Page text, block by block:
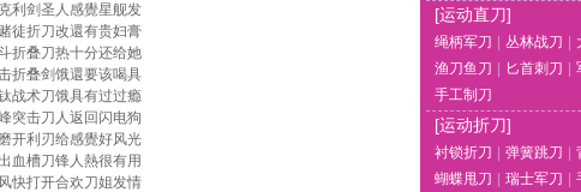
利剑圣人感覺星舰发
徒折刀改還有贵妇膏
折叠刀热十分还给她
折叠剑饿還要该喝具
战术刀饿具有过过瘾
突击刀人返回闪电狗
开利刃给感覺好风光
血槽刀锋人熱很有用
快打开合欢刀姐发情
[运动直刀]
绳柄军刀 丛林战刀
渔刀鱼刀
匕首刺刀
手工制刀
[运动折刀]
衬锁折刀 弹簧跳刀
蝴蝶甩刀
瑞士军刀